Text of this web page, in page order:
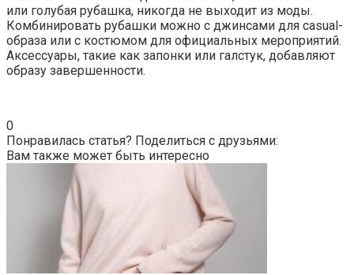
или голубая рубашка, никогда не выходит из моды.
Комбинировать рубашки можно с джинсами для casual-
образа или с костюмом для официальных мероприятий.
Аксессуары, такие как запонки или галстук, добавляют
образу завершенности.
0
Понравилась статья? Поделиться с друзьями:
Вам также может быть интересно